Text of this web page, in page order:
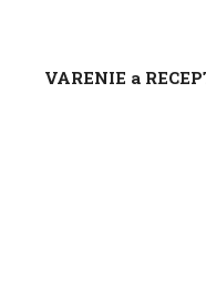
VARENIE a